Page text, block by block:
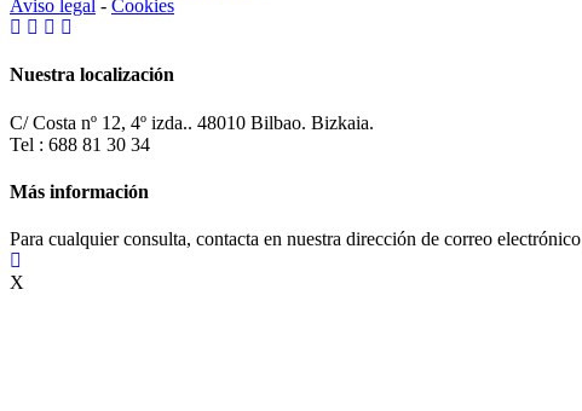
Aviso legal - Cookies
Nuestra localización
C/ Costa nº 12, 4º izda.. 48010 Bilbao. Bizkaia.
Tel : 688 81 30 34
Más información
Para cualquier consulta, contacta en nuestra dirección de correo electrónico
X